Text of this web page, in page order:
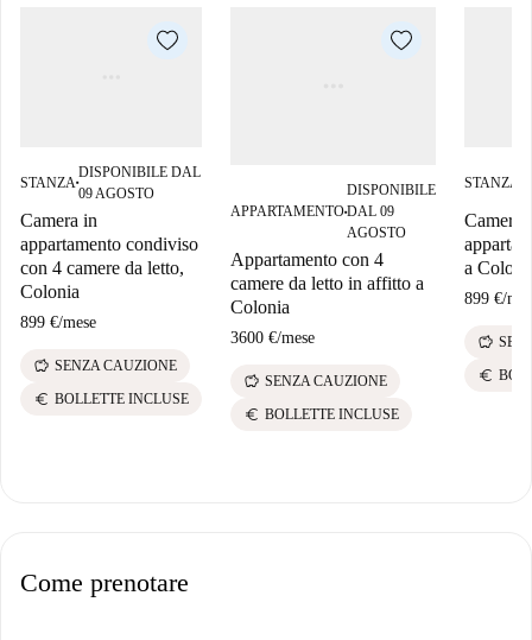
STANZA■
DISPONIBILE DAL
09 AGOSTO
Camera in
appartamento condiviso
con 4 camere da letto,
Colonia
899 €/mese
savings SENZA CAUZIONE
euro BOLLETTE INCLUSE
APPARTAMENTO■
DISPONIBILE
DAL 09
AGOSTO
Appartamento con 4
camere da letto in affitto a
Colonia
3600 €/mese
savings SENZA CAUZIONE
euro BOLLETTE INCLUSE
STANZA
Camera
a
899 €/
savings
euro
Come prenotare